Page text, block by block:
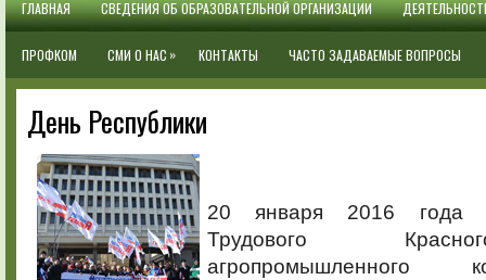
ГЛАВНАЯ СВЕДЕНИЯ ОБ ОБРАЗОВАТЕЛЬНОЙ ОРГАНИЗАЦИИ
ПРОФКОМ СМИ О НАС » КОНТАКТЫ ЧАСТО ЗАДАВАЕМЫЕ ВОПРОСЫ
День Республики
20 января 2016 года
Трудового
агропромышленного